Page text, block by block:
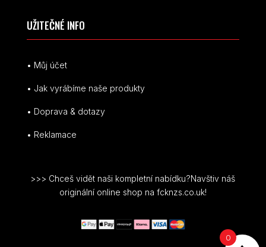
UŽITEČNÉ INFO
• Můj účet
• Jak vyrábíme naše produkty
• Doprava & dotazy
• Reklamace
>>> Chceš vidět naši kompletní nabídku?Navštiv náš
originální online shop na fcknzs.co.uk!
0